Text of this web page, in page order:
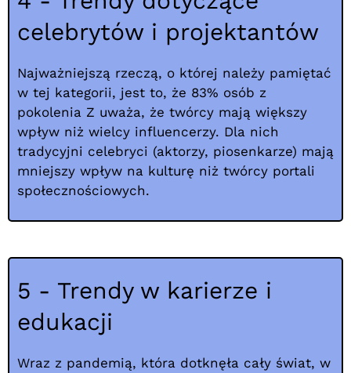
celebrytów i projektantów
Najważniejszą rzeczą, o której należy pamiętać
w tej kategorii, jest to, że 83% osób z
pokolenia Z uważa, że twórcy mają większy
wpływ niż wielcy influencerzy. Dla nich
tradycyjni celebryci (aktorzy, piosenkarze) mają
mniejszy wpływ na kulturę niż twórcy portali
społecznościowych.
5 - Trendy w karierze i
edukacji
Wraz z pandemią, która dotknęła cały świat, w